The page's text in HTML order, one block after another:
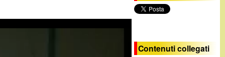
c
Contenuti collegati